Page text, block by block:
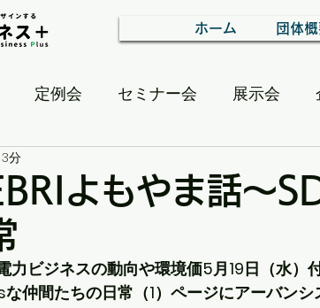
ホーム 団体
定例会 セミナー会 展示会
Manami's Salon
よもやま話～
分
力ビジネスの動向や環境価5月19日（水）
な仲間たちの日常（1）ページにアーバン